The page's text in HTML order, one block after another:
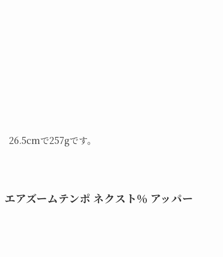
26.5cmで257gです。
エアズームテンポ ネクスト％ アッパー